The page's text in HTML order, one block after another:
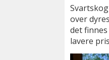
over
det
lavere